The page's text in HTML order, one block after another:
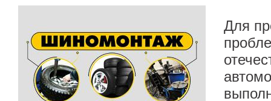
Для